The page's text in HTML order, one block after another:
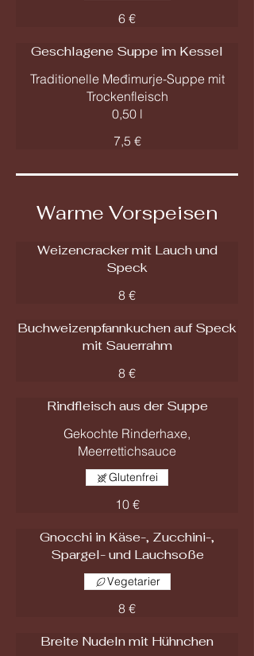
6 €
Geschlagene Suppe im Kessel
Traditionelle Međimurje-Suppe mit
Trockenfleisch
0,50 l
7,5 €
Warme Vorspeisen
Weizencracker mit Lauch und
Speck
8 €
Buchweizenpfannkuchen auf Speck
mit Sauerrahm
8 €
Rindfleisch aus der Suppe
Gekochte Rinderhaxe,
Meerrettichsauce
10 €
Glutenfrei
Gnocchi in Käse-, Zucchini-,
Spargel- und Lauchsoße
8 €
Vegetarier
Breite Nudeln mit Hühnchen